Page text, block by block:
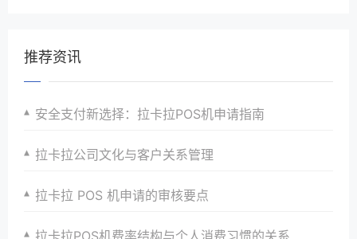
推荐资讯
安全支付新选择：拉卡拉POS机申请指南
拉卡拉公司文化与客户关系管理
拉卡拉 POS 机申请的审核要点
拉卡拉POS机费率结构与个人消费习惯的关系